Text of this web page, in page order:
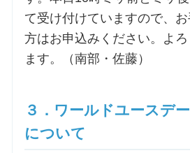
交通・アクセス
て受け付けていますので、
方はお申込みください。よ
ます。（南部・佐藤）
３．ワールドユースデ
について